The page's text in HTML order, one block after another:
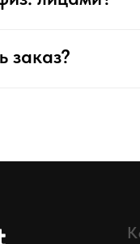
заказ?